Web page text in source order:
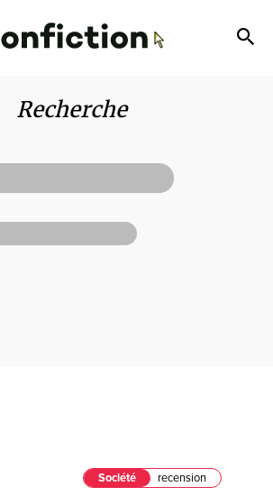
Recherche
Société recension